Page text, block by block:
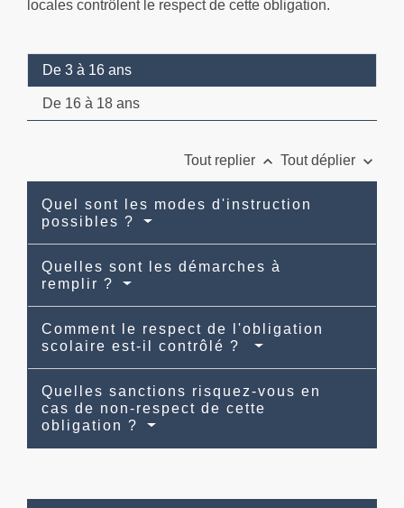
locales contrôlent le respect de cette obligation.
De 3 à 16 ans
De 16 à 18 ans
Tout replier keyboard_arrow_up Tout déplier keyboard_arrow_down
Quel sont les modes d'instruction
possibles ?
Quelles sont les démarches à
remplir ?
Comment le respect de l'obligation
scolaire est-il contrôlé ?
Quelles sanctions risquez-vous en
cas de non-respect de cette
obligation ?